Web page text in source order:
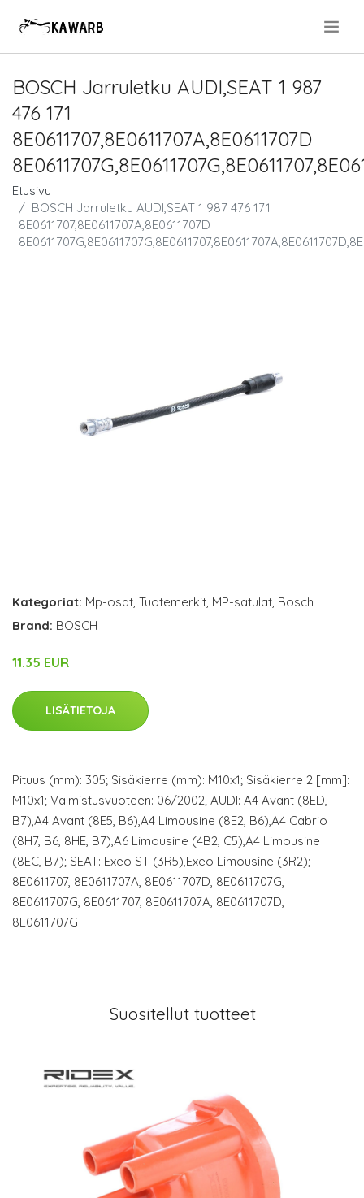
BOSCH Jarruletku AUDI,SEAT 1 987
476 171
8E0611707,8E0611707A,8E0611707D
Etusivu
BOSCH Jarruletku AUDI,SEAT 1 987 476 171
8E0611707,8E0611707A,8E0611707D
Kategoriat: Mp-osat Tuotemerkit MP-satulat Bosch
Brand: BOSCH
11.35 EUR
LISÄTIETOJA
Pituus (mm): 305; Sisäkierre (mm): M10x1; Sisäkierre 2 [mm]:
M10x1; Valmistusvuoteen: 06/2002; AUDI: A4 Avant (8ED,
B7),A4 Avant (8E5, B6),A4 Limousine (8E2, B6),A4 Cabrio
(8H7, B6, 8HE, B7),A6 Limousine (4B2, C5),A4 Limousine
(8EC, B7); SEAT: Exeo ST (3R5),Exeo Limousine (3R2);
8E0611707, 8E0611707A, 8E0611707D, 8E0611707G,
8E0611707G, 8E0611707, 8E0611707A, 8E0611707D,
8E0611707G
Suositellut tuotteet